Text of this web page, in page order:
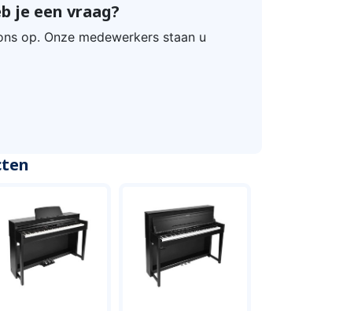
je een vraag?
op. Onze medewerkers staan u